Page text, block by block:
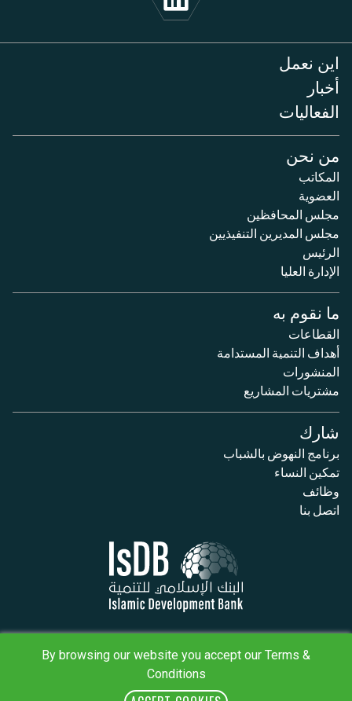
By browsing our website you accept our Terms &
Conditions
اين نعمل
أخبار
الفعاليات
من نحن
المكاتب
العضوية
مجلس المحافظين
مجلس المديرين التنفيذيين
الرئيس
الإدارة العليا
ما نقوم به
القطاعات
أهداف التنمية المستدامة
المنشورات
مشتريات المشاريع
شارك
برنامج النهوض بالشباب
تمكين النساء
وظائف
اتصل بنا
البنود والأحكام
خريطة الموقع